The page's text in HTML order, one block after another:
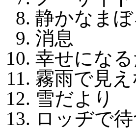
静かなまぼ
消息
幸せにな
霧雨で見
雪だより
ロッヂで